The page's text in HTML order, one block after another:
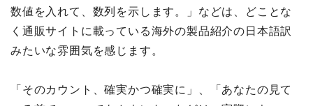
数値を入れて、数列を示します。」などは、どことな
く通販サイトに載っている海外の製品紹介の日本語訳
みたいな雰囲気を感じます。
「そのカウント、確実かつ確実に」、「あなたの見て